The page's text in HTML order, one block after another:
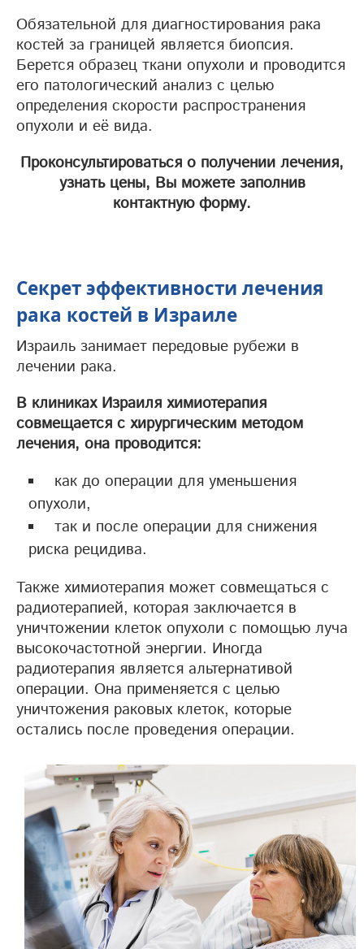
Обязательной для диагностирования рака
костей за границей является биопсия.
Берется образец ткани опухоли и проводится
его патологический анализ с целью
определения скорости распространения
опухоли и её вида.
Проконсультироваться о получении лечения,
узнать цены, Вы можете заполнив
контактную форму.
Секрет эффективности лечения
рака костей в Израиле
Израиль занимает передовые рубежи в
лечении рака.
В клиниках Израиля химиотерапия
совмещается с хирургическим методом
лечения, она проводится:
как до операции для уменьшения
опухоли,
так и после операции для снижения
риска рецидива.
Также химиотерапия может совмещаться с
радиотерапией, которая заключается в
уничтожении клеток опухоли с помощью луча
высокочастотной энергии. Иногда
радиотерапия является альтернативой
операции. Она применяется с целью
уничтожения раковых клеток, которые
остались после проведения операции.